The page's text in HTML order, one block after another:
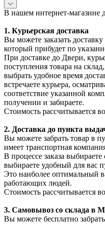
В нашем интернет-магазине
1. Курьерская доставка
Вы можете заказать
который прибудет по
При доставке до Двери,
поступления товара на
выбрать удобное время
встречаете курьера,
соответствие указанной
получении и забираете.
Стоимость рассчитывается
2. Доставка до пункта
Вы можете забрать товар в
имеет транспортная
В процессе заказа
выбираете удобный для вас
Это наиболее оптимальный
работающих людей.
Стоимость рассчитывается
3. Самовывоз со склада в
Вы можете бесплатно